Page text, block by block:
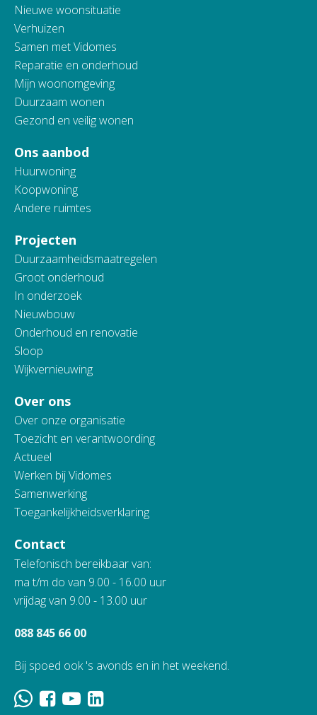
Nieuwe woonsituatie
Verhuizen
Samen met Vidomes
Reparatie en onderhoud
Mijn woonomgeving
Duurzaam wonen
Gezond en veilig wonen
Ons aanbod
Huurwoning
Koopwoning
Andere ruimtes
Projecten
Duurzaamheidsmaatregelen
Groot onderhoud
In onderzoek
Nieuwbouw
Onderhoud en renovatie
Sloop
Wijkvernieuwing
Over ons
Over onze organisatie
Toezicht en verantwoording
Actueel
Werken bij Vidomes
Samenwerking
Toegankelijkheidsverklaring
Contact
Telefonisch bereikbaar van:
ma t/m do van 9.00 - 16.00 uur
vrijdag van 9.00 - 13.00 uur
088 845 66 00
Bij spoed ook 's avonds en in het weekend.